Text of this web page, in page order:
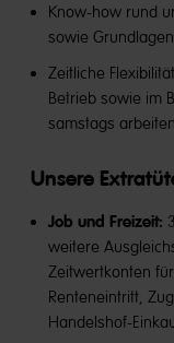
Know-how rund
sowie
Zeitliche
Betrieb sowie im
samstags
Unsere
Job und Freizeit:
weitere
Zeitwertkonten
Renteneintritt,
Handelshof-